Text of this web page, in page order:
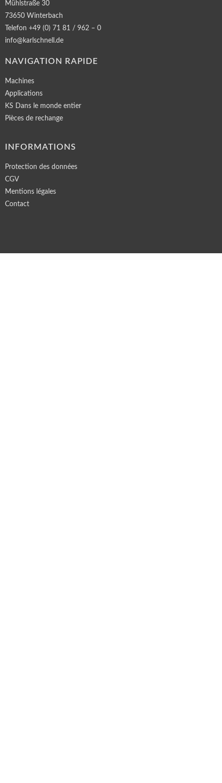
Mühlstraße 30
73650 Winterbach
Telefon +49 (0) 71 81 / 962 – 0
info@karlschnell.de
NAVIGATION RAPIDE
Machines
Applications
KS Dans le monde entier
Pièces de rechange
INFORMATIONS
Protection des données
CGV
Mentions légales
Contact